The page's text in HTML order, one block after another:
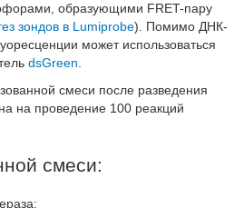
образующими FRET-пару
зондов в Lumiprobe). Помимо ДНК-
может использоваться
dsGreen.
смеси после разведения
на проведение 100 реакций
смеси: